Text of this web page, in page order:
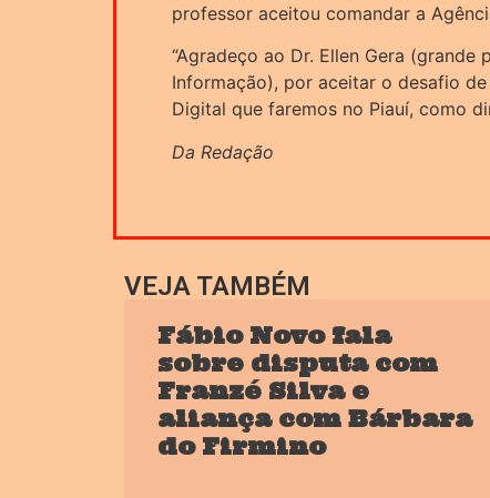
professor aceitou comandar a
“Agradeço ao Dr. Ellen Gera
Informação), por aceitar o desafio
Digital que faremos no Piauí, como
Da Redação
VEJA TAMBÉM
Fábio Novo fala
sobre disputa com
Franzé Silva e
aliança com Bárbara
do Firmino